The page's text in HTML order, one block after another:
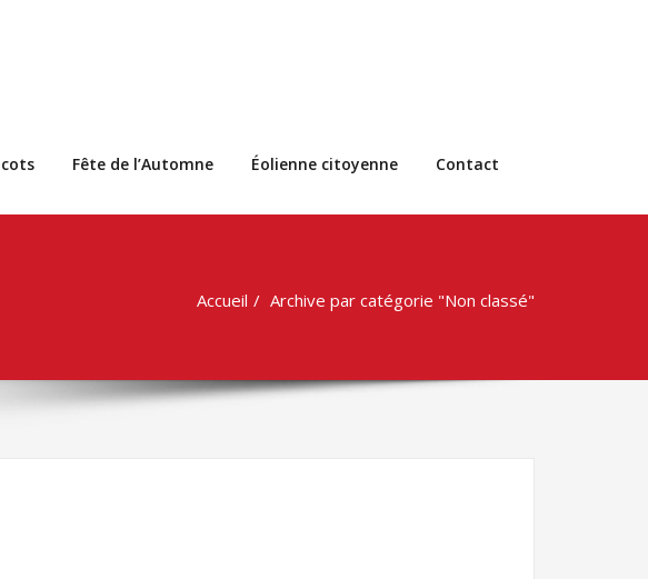
Fête de l’Automne Éolienne citoyenne Contact
Accueil Archive par catégorie "Non classé"